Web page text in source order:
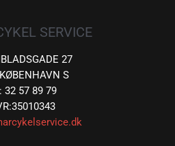
SERVICE
27
S
32 57 89 79